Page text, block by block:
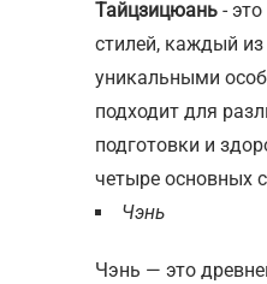
Тайцзицюань -
стилей, каждый
уникальными
подходит для
подготовки и
четыре основных
Чэнь
Чэнь — это